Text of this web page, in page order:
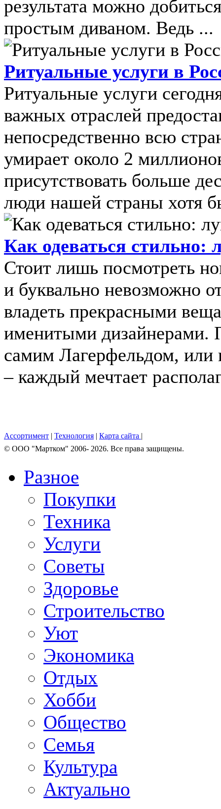
результата можно
простым диваном. Ведь ...
Ритуальные услуги в
Ритуальные услуги
важных отраслей
непосредственно всю
умирает около 2
присутствовать больше
люди нашей страны хотя
Как одеваться стильно:
Стоит лишь посмотреть
и буквально невозможно
владеть прекрасными
именитыми дизайнерами.
самим Лагерфельдом, или
– каждый мечтает
Ассортимент | Технология | Карта сайта |
© OOO "Мартком" 2006- 2026. Все права защищены.
Разное
Покупки
Техника
Услуги
Советы
Здоровье
Строительство
Уют
Экономика
Отдых
Хобби
Общество
Семья
Культура
Актуально